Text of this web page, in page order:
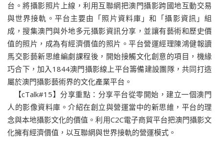
台。將攝影照片上線，利用互聯網把澳門攝影跨國地互動交易
與世界接軌。平台主要由「照片資料庫」和「攝影資訊」組
成，搜集澳門與外地多元攝影資訊分享，並讓有藝術和歷史價
值的照片，成為有經濟價值的照片。平台營運經理陳鴻健報讀
馬交影藝新思維編劇課程後，開始接觸文化創意的項目，機緣
巧合下，加入1844澳門攝影線上平台籌備建設團隊，共同打造
屬於澳門攝影藝術界的文化產業平台。
【cTalk#15】分享重點：分享平台從零開始，建立一個澳門
人的影像資料庫。介紹在創立與營運當中的新思維，平台的理
念與本地攝影文化的價值。利用C2C電子商貿平台把澳門攝影文
化擁有經濟價值，以互聯網與世界接軌的營運模式。